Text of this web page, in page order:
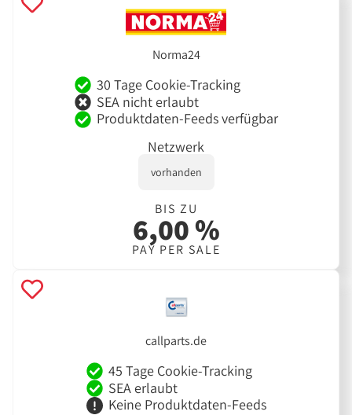
Norma24
30 Tage Cookie-Tracking
SEA nicht erlaubt
Produktdaten-Feeds verfügbar
Netzwerk
vorhanden
BIS ZU
6,00 %
PAY PER SALE
callparts.de
45 Tage Cookie-Tracking
SEA erlaubt
Keine Produktdaten-Feeds